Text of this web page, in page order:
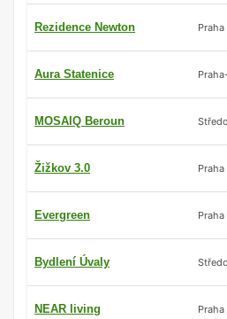
Rezidence Newton Praha
Aura Statenice
MOSAIQ Beroun
Žižkov 3.0 Praha
Evergreen Praha
Bydlení Úvaly
NEAR living Praha